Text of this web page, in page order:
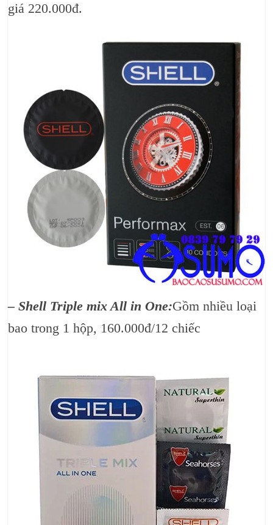
giá 220.000đ.
– Shell Triple mix All in One:Gồm nhiều loại
bao trong 1 hộp, 160.000đ/12 chiếc